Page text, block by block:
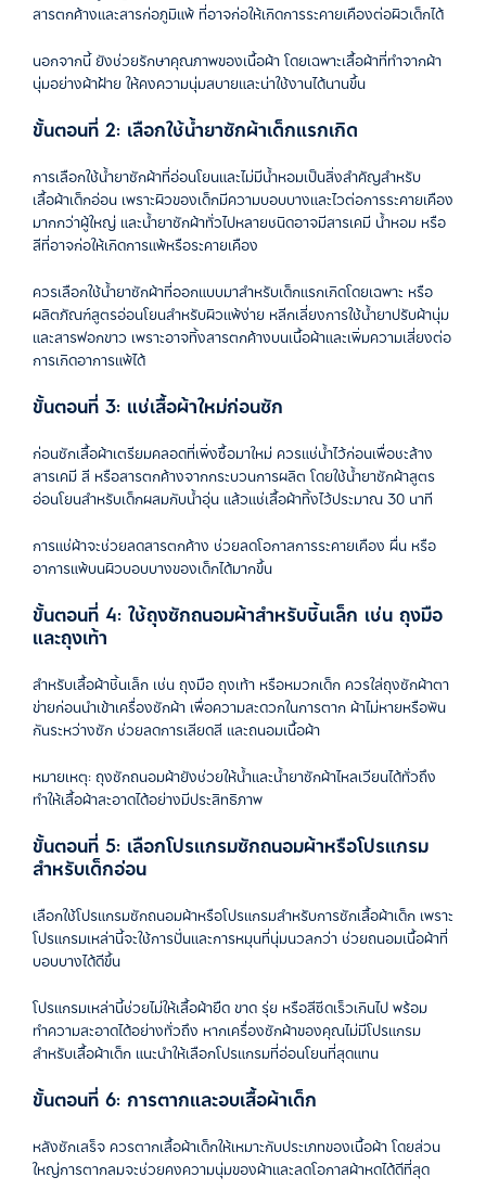
สารตกค้างและสารก่อภูมิแพ้ ที่อาจก่อให้เกิดการระคายเคืองต่อผิวเด็กได้
นอกจากนี้ ยังช่วยรักษาคุณภาพของเนื้อผ้า โดยเฉพาะเสื้อผ้าที่ทำจากผ้า
นุ่มอย่างผ้าฝ้าย ให้คงความนุ่มสบายและน่าใช้งานได้นานขึ้น
ขั้นตอนที่ 2: เลือกใช้น้ำยาซักผ้าเด็กแรกเกิด
การเลือกใช้น้ำยาซักผ้าที่อ่อนโยนและไม่มีน้ำหอมเป็นสิ่งสำคัญสำหรับ
เสื้อผ้าเด็กอ่อน เพราะผิวของเด็กมีความบอบบางและไวต่อการระคายเคือง
มากกว่าผู้ใหญ่ และน้ำยาซักผ้าทั่วไปหลายชนิดอาจมีสารเคมี น้ำหอม หรือ
สีที่อาจก่อให้เกิดการแพ้หรือระคายเคือง
ควรเลือกใช้น้ำยาซักผ้าที่ออกแบบมาสำหรับเด็กแรกเกิดโดยเฉพาะ หรือ
ผลิตภัณฑ์สูตรอ่อนโยนสำหรับผิวแพ้ง่าย หลีกเลี่ยงการใช้น้ำยาปรับผ้านุ่ม
และสารฟอกขาว เพราะอาจทิ้งสารตกค้างบนเนื้อผ้าและเพิ่มความเสี่ยงต่อ
การเกิดอาการแพ้ได้
ขั้นตอนที่ 3: แช่เสื้อผ้าใหม่ก่อนซัก
ก่อนซักเสื้อผ้าเตรียมคลอดที่เพิ่งซื้อมาใหม่ ควรแช่น้ำไว้ก่อนเพื่อชะล้าง
สารเคมี สี หรือสารตกค้างจากกระบวนการผลิต โดยใช้น้ำยาซักผ้าสูตร
อ่อนโยนสำหรับเด็กผสมกับน้ำอุ่น แล้วแช่เสื้อผ้าทิ้งไว้ประมาณ 30 นาที
การแช่ผ้าจะช่วยลดสารตกค้าง ช่วยลดโอกาสการระคายเคือง ผื่น หรือ
อาการแพ้บนผิวบอบบางของเด็กได้มากขึ้น
ขั้นตอนที่ 4: ใช้ถุงซักถนอมผ้าสำหรับชิ้นเล็ก เช่น ถุงมือ
และถุงเท้า
สำหรับเสื้อผ้าชิ้นเล็ก เช่น ถุงมือ ถุงเท้า หรือหมวกเด็ก ควรใส่ถุงซักผ้าตา
ข่ายก่อนนำเข้าเครื่องซักผ้า เพื่อความสะดวกในการตาก ผ้าไม่หายหรือพัน
กันระหว่างซัก ช่วยลดการเสียดสี และถนอมเนื้อผ้า
หมายเหตุ: ถุงซักถนอมผ้ายังช่วยให้น้ำและน้ำยาซักผ้าไหลเวียนได้ทั่วถึง
ทำให้เสื้อผ้าสะอาดได้อย่างมีประสิทธิภาพ
ขั้นตอนที่ 5: เลือกโปรแกรมซักถนอมผ้าหรือโปรแกรม
สำหรับเด็กอ่อน
เลือกใช้โปรแกรมซักถนอมผ้าหรือโปรแกรมสำหรับการซักเสื้อผ้าเด็ก เพราะ
โปรแกรมเหล่านี้จะใช้การปั่นและการหมุนที่นุ่มนวลกว่า ช่วยถนอมเนื้อผ้าที่
บอบบางได้ดีขึ้น
โปรแกรมเหล่านี้ช่วยไม่ให้เสื้อผ้ายืด ขาด รุ่ย หรือสีซีดเร็วเกินไป พร้อม
ทำความสะอาดได้อย่างทั่วถึง หากเครื่องซักผ้าของคุณไม่มีโปรแกรม
สำหรับเสื้อผ้าเด็ก แนะนำให้เลือกโปรแกรมที่อ่อนโยนที่สุดแทน
ขั้นตอนที่ 6: การตากและอบเสื้อผ้าเด็ก
หลังซักเสร็จ ควรตากเสื้อผ้าเด็กให้เหมาะกับประเภทของเนื้อผ้า โดยส่วน
ใหญ่การตากลมจะช่วยคงความนุ่มของผ้าและลดโอกาสผ้าหดได้ดีที่สุด